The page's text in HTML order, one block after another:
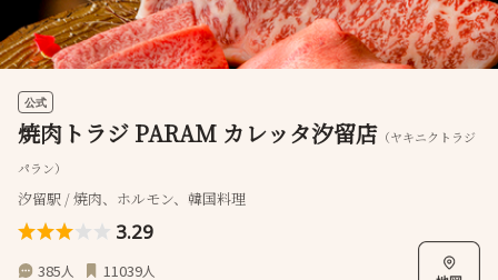
公式
焼肉トラジ PARAM カレッタ汐留店 （ヤキニクトラジ
パラン）
汐留駅 / 焼肉、ホルモン、韓国料理
3.29
385人 11039人